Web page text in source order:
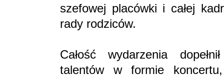
szefowej placówki i całej
rady rodziców.
Całość wydarzenia
talentów w formie